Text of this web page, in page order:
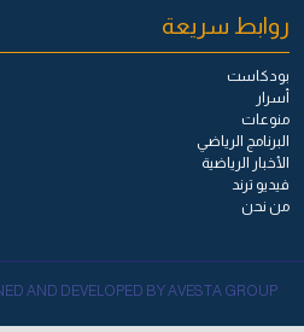
روابط سريعة
بودكاست
أسرار
منوعات
البرنامج الرياضي
الأخبار الرياضية
فيديو ترند
من نحن
AND DEVELOPED BY AVESTA GROUP